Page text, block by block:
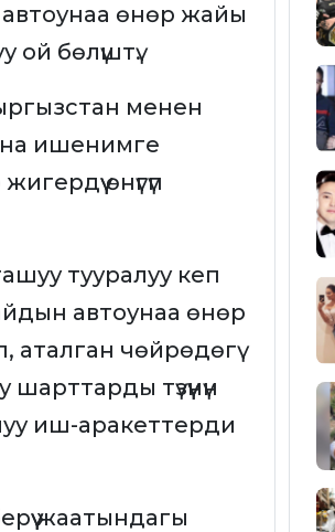
өнөр жайы
ой бөлүштү.
менен
ишенимге
өнүгүп
тууралуу кеп
автоунаа өнөр
чөйрөдөгү
түзүүнүн
иш-аракеттерди
жаатындагы